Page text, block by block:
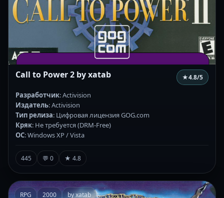
Call to Power 2 by xatab ★4.8/5
Разработчик: Activision
Издатель: Activision
Тип релиза: Цифровая лицензия GOG.com
Кряк: Не требуется (DRM-Free)
ОС: Windows XP / Vista
445 💬 0 ★ 4.8
RPG 2000 by xatab